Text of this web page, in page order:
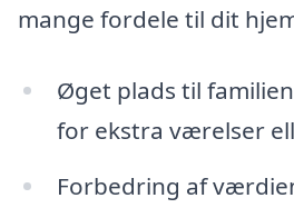
mange fordele til dit
Øget plads til
for ekstra værelser
Forbedring af